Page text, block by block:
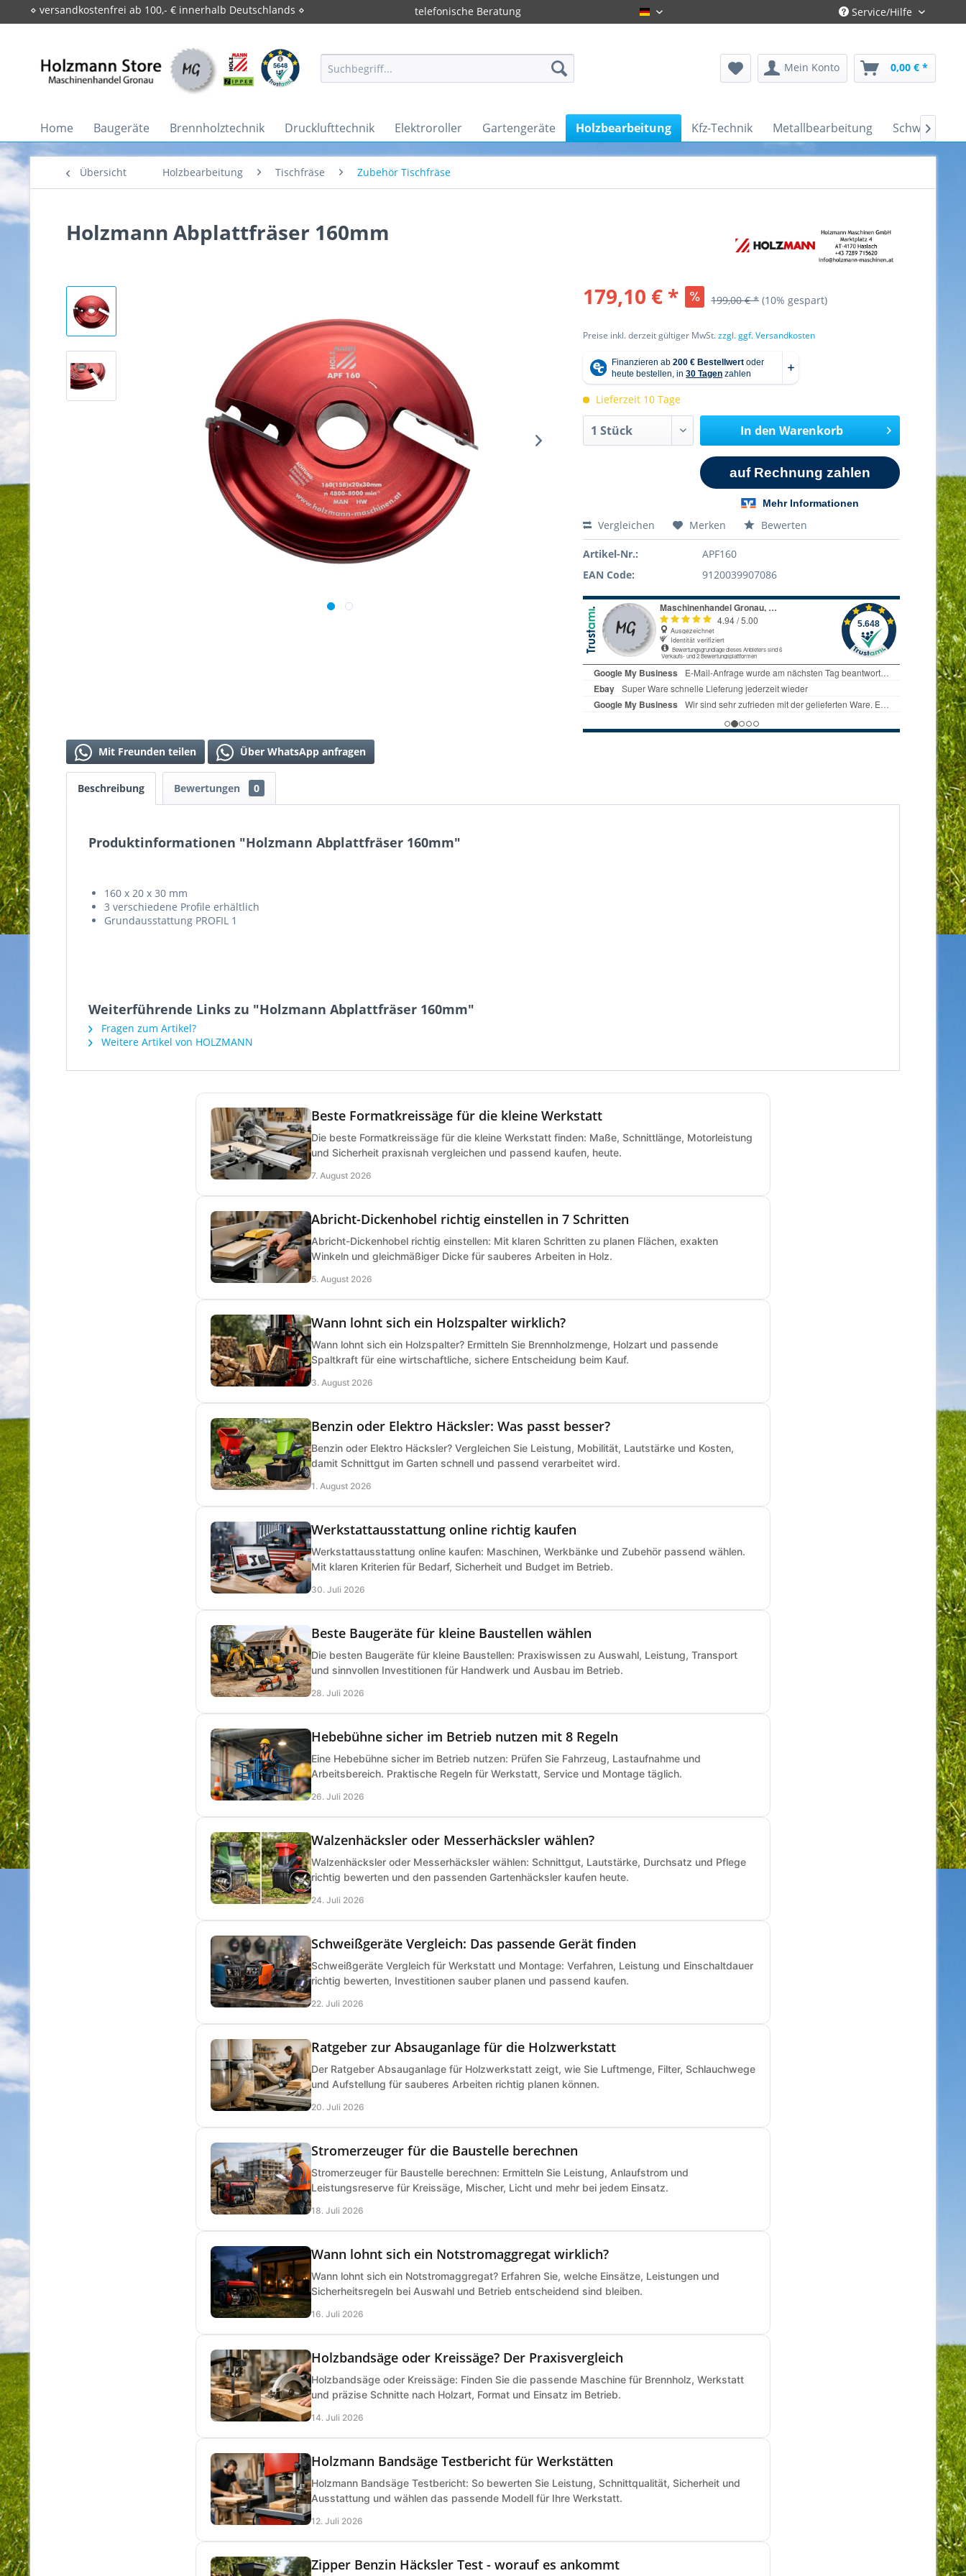
⋄ versandkostenfrei ab 100,- € innerhalb Deutschlands ⋄ telefonische Beratung Deutsch Service/Hilfe
Mein Konto 0,00 € *
Home Baugeräte Brennholztechnik Drucklufttechnik Elektroroller Gartengeräte Holzbearbeitung Kfz-Technik Metallbearbeitung 
Übersicht Holzbearbeitung Tischfräse Zubehör Tischfräse
Holzmann Abplattfräser 160mm
179,10 € * 199,00 € * (10% gespart)
Preise inkl. derzeit gültiger MwSt.zzgl. ggf. Versandkosten
Lieferzeit 10 Tage
In den Warenkorb
Vergleichen Merken Bewerten
Artikel-Nr.:
APF160
EAN Code:
9120039907086
Mit Freunden teilen Über WhatsApp anfragen
Beschreibung Bewertungen 0
Produktinformationen "Holzmann Abplattfräser 160mm"
160 x 20 x 30 mm
3 verschiedene Profile erhältlich
Grundausstattung PROFIL 1
Weiterführende Links zu "Holzmann Abplattfräser 160mm"
Fragen zum Artikel?
Weitere Artikel von HOLZMANN
Beste Formatkreissäge für die kleine Werkstatt
Die beste Formatkreissäge für die kleine Werkstatt finden: Maße, Schnittlänge, Motorleistung
und Sicherheit praxisnah vergleichen und passend kaufen, heute.
7. August 2026
Abricht-Dickenhobel richtig einstellen in 7 Schritten
Abricht-Dickenhobel richtig einstellen: Mit klaren Schritten zu planen Flächen, exakten
Winkeln und gleichmäßiger Dicke für sauberes Arbeiten in Holz.
5. August 2026
Wann lohnt sich ein Holzspalter wirklich?
Wann lohnt sich ein Holzspalter? Ermitteln Sie Brennholzmenge, Holzart und passende
Spaltkraft für eine wirtschaftliche, sichere Entscheidung beim Kauf.
3. August 2026
Benzin oder Elektro Häcksler: Was passt besser?
Benzin oder Elektro Häcksler? Vergleichen Sie Leistung, Mobilität, Lautstärke und Kosten,
damit Schnittgut im Garten schnell und passend verarbeitet wird.
1. August 2026
Werkstattausstattung online richtig kaufen
Werkstattausstattung online kaufen: Maschinen, Werkbänke und Zubehör passend wählen.
Mit klaren Kriterien für Bedarf, Sicherheit und Budget im Betrieb.
30. Juli 2026
Beste Baugeräte für kleine Baustellen wählen
Die besten Baugeräte für kleine Baustellen: Praxiswissen zu Auswahl, Leistung, Transport
und sinnvollen Investitionen für Handwerk und Ausbau im Betrieb.
28. Juli 2026
Hebebühne sicher im Betrieb nutzen mit 8 Regeln
Eine Hebebühne sicher im Betrieb nutzen: Prüfen Sie Fahrzeug, Lastaufnahme und
Arbeitsbereich. Praktische Regeln für Werkstatt, Service und Montage täglich.
26. Juli 2026
Walzenhäcksler oder Messerhäcksler wählen?
Walzenhäcksler oder Messerhäcksler wählen: Schnittgut, Lautstärke, Durchsatz und Pflege
richtig bewerten und den passenden Gartenhäcksler kaufen heute.
24. Juli 2026
Schweißgeräte Vergleich: Das passende Gerät finden
Schweißgeräte Vergleich für Werkstatt und Montage: Verfahren, Leistung und Einschaltdauer
richtig bewerten, Investitionen sauber planen und passend kaufen.
22. Juli 2026
Ratgeber zur Absauganlage für die Holzwerkstatt
Der Ratgeber Absauganlage für Holzwerkstatt zeigt, wie Sie Luftmenge, Filter, Schlauchwege
und Aufstellung für sauberes Arbeiten richtig planen können.
20. Juli 2026
Stromerzeuger für die Baustelle berechnen
Stromerzeuger für Baustelle berechnen: Ermitteln Sie Leistung, Anlaufstrom und
Leistungsreserve für Kreissäge, Mischer, Licht und mehr bei jedem Einsatz.
18. Juli 2026
Wann lohnt sich ein Notstromaggregat wirklich?
Wann lohnt sich ein Notstromaggregat? Erfahren Sie, welche Einsätze, Leistungen und
Sicherheitsregeln bei Auswahl und Betrieb entscheidend sind bleiben.
16. Juli 2026
Holzbandsäge oder Kreissäge? Der Praxisvergleich
Holzbandsäge oder Kreissäge: Finden Sie die passende Maschine für Brennholz, Werkstatt
und präzise Schnitte nach Holzart, Format und Einsatz im Betrieb.
14. Juli 2026
Holzmann Bandsäge Testbericht für Werkstätten
Holzmann Bandsäge Testbericht: So bewerten Sie Leistung, Schnittqualität, Sicherheit und
Ausstattung und wählen das passende Modell für Ihre Werkstatt.
12. Juli 2026
Zipper Benzin Häcksler Test - worauf es ankommt